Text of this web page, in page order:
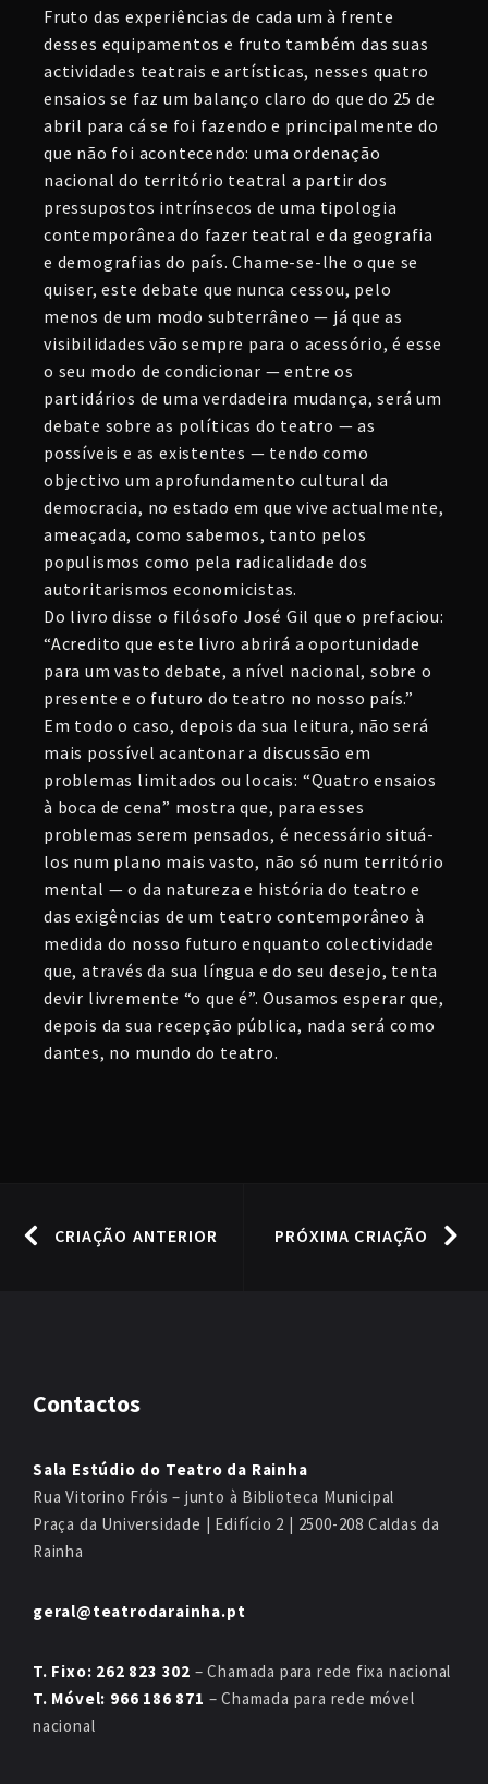
Fruto das experiências de cada um à frente
desses equipamentos e fruto também das suas
actividades teatrais e artísticas, nesses quatro
ensaios se faz um balanço claro do que do 25 de
abril para cá se foi fazendo e principalmente do
que não foi acontecendo: uma ordenação
nacional do território teatral a partir dos
pressupostos intrínsecos de uma tipologia
contemporânea do fazer teatral e da geografia
e demografias do país. Chame-se-lhe o que se
quiser, este debate que nunca cessou, pelo
menos de um modo subterrâneo — já que as
visibilidades vão sempre para o acessório, é esse
o seu modo de condicionar — entre os
partidários de uma verdadeira mudança, será um
debate sobre as políticas do teatro — as
possíveis e as existentes — tendo como
objectivo um aprofundamento cultural da
democracia, no estado em que vive actualmente,
ameaçada, como sabemos, tanto pelos
populismos como pela radicalidade dos
autoritarismos economicistas.
Do livro disse o filósofo José Gil que o prefaciou:
“Acredito que este livro abrirá a oportunidade
para um vasto debate, a nível nacional, sobre o
presente e o futuro do teatro no nosso país.”
Em todo o caso, depois da sua leitura, não será
mais possível acantonar a discussão em
problemas limitados ou locais: “Quatro ensaios
à boca de cena” mostra que, para esses
problemas serem pensados, é necessário situá-
los num plano mais vasto, não só num território
mental — o da natureza e história do teatro e
das exigências de um teatro contemporâneo à
medida do nosso futuro enquanto colectividade
que, através da sua língua e do seu desejo, tenta
devir livremente “o que é”. Ousamos esperar que,
depois da sua recepção pública, nada será como
dantes, no mundo do teatro.
CRIAÇÃO ANTERIOR PRÓXIMA CRIAÇÃO
Contactos
Sala Estúdio do Teatro da Rainha
Rua Vitorino Fróis – junto à Biblioteca Municipal
Praça da Universidade | Edifício 2 | 2500-208 Caldas da
Rainha
geral@teatrodarainha.pt
T. Fixo: 262 823 302 – Chamada para rede fixa nacional
T. Móvel: 966 186 871 – Chamada para rede móvel
nacional